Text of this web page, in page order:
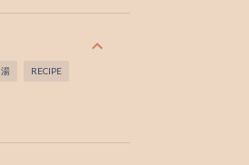
湯 RECIPE